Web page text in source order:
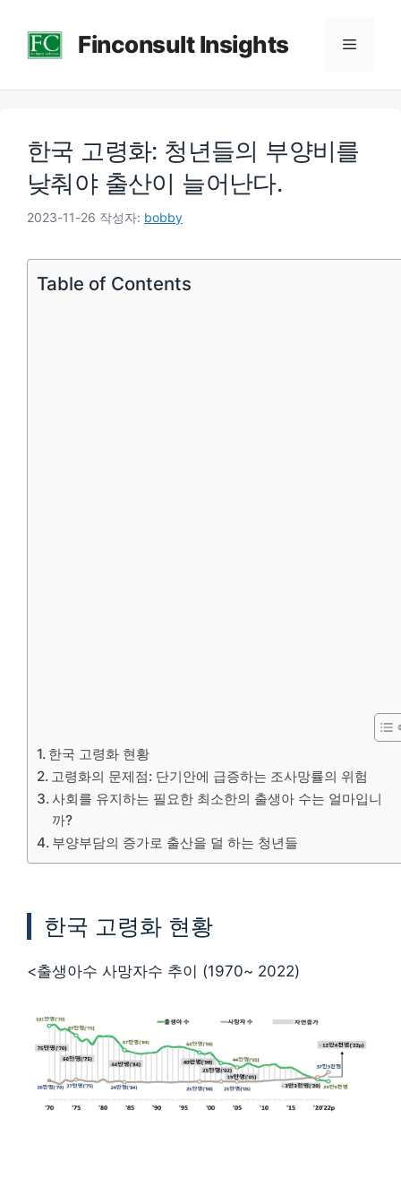
로
Finconsult Insights 메
한국 고령화: 청년들의 부양비를
낮춰야 출산이 늘어난다.
2023-11-26 작성자: bobby
Table of Contents
한국 고령화 현황
고령화의 문제점: 단기안에 급증하는 조사망률의 위험
사회를 유지하는 필요한 최소한의 출생아 수는 얼마입니
까?
부양부담의 증가로 출산을 덜 하는 청년들
한국 고령화 현황
<출생아수 사망자수 추이 (1970~ 2022)